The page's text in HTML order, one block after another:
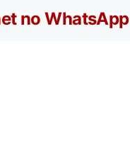
no WhatsApp